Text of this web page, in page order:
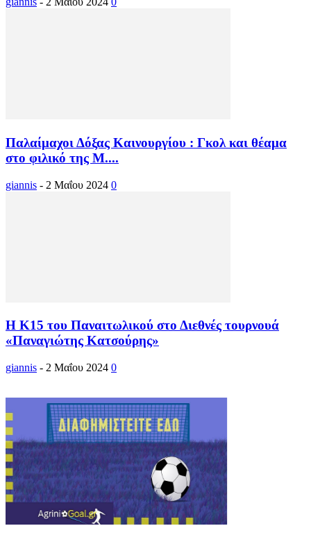
Παλαίμαχοι Δόξας Καινουργίου : Γκολ και θέαμα
στο φιλικό της Μ....
giannis - 2 Μαΐου 2024 0
Η Κ15 του Παναιτωλικού στο Διεθνές τουρνουά
«Παναγιώτης Κατσούρης»
giannis - 2 Μαΐου 2024 0